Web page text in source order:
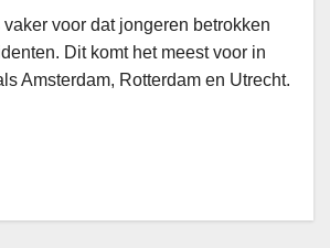
vaker voor dat jongeren betrokken
Dit komt het meest voor in
Amsterdam, Rotterdam en Utrecht.